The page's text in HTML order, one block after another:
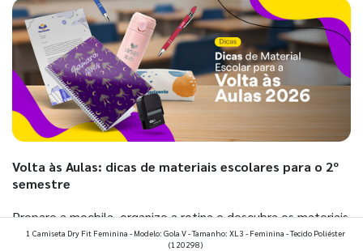
Volta às Aulas: dicas de materiais escolares para o 2º
semestre
Prepare a mochila, organize a rotina e descubra os materiais
que fazem toda diferença para começar o segundo
1 Camiseta Dry Fit Feminina - Modelo: Gola V - Tamanho: XL3 - Feminina - Tecido Poliéster
(120298)